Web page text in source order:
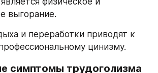
выгорание.
и переработки приводят к
цинизму.
симптомы трудоголизма